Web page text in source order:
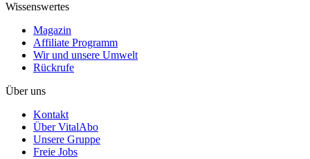
Wissenswertes
Magazin
Affiliate Programm
Wir und unsere Umwelt
Rückrufe
Über uns
Kontakt
Über VitalAbo
Unsere Gruppe
Freie Jobs